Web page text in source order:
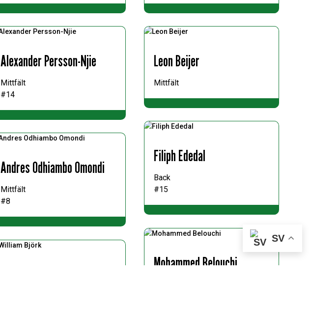
Alexander Persson-Njie
Mittfält
#14
Andres Odhiambo Omondi
Mittfält
#8
Leon Beijer
Mittfält
Filiph Ededal
Back
#15
Mohammed Belouchi
SV